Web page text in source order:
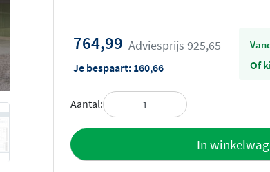
764,99 Adviesprijs 925,65
Je bespaart: 160,66 Of
Aantal:
In
Toevoegen aan offerte